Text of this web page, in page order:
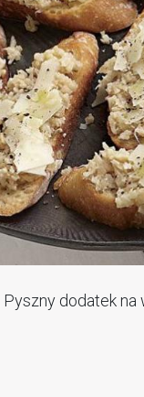
dodatek